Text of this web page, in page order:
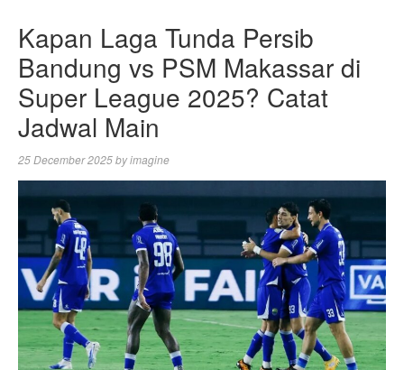
Kapan Laga Tunda Persib
Bandung vs PSM Makassar di
Super League 2025? Catat
Jadwal Main
25 December 2025byimagine